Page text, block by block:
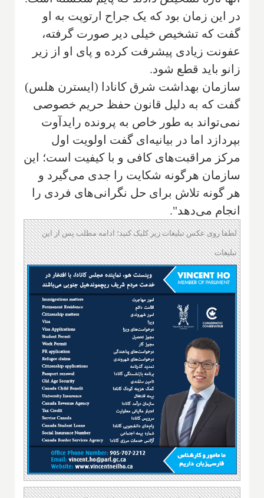
در این زمان بود که یک جراح ارتوپت به او
گفت که تشخیص خیلی دیر صورت گرفته،
عفونت زیادی پیشرفت کرده و پای او از زیر
زانو باید قطع شود.
سازمان بهداشت شرق کانادا (ایسترن هلس)
گفت که به دلیل قانون حفظ حریم خصوصی
نمی‌تواند به طور خاص به پرونده رایدآوت
بپردازد اما در بیانیه‌ای گفت اولویت اول
مرکز مراقبت‌های کافی و با کیفیت است؛ این
سازمان هرگونه شکایت را جدی می‌گیرد و
هر گونه تلاش برای حل نگرانی‌های فردی را
انجام می‌دهد".
لطفا روی عکس تبلیغات زیر کلیک کنید؛ ادامه مطلب پس از این
تبلیغات